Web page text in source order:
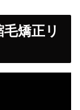
矯正リ